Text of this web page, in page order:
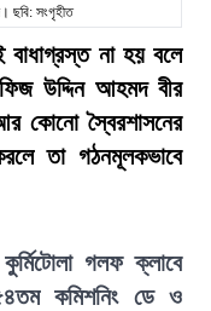
ছবি: সংগৃহীত
বাধাগ্রস্ত না হয় বলে
উদ্দিন আহমদ বীর
কোনো স্বৈরশাসনের
তা গঠনমূলকভাবে
গলফ ক্লাবে
৫৪তম কমিশনিং ডে ও